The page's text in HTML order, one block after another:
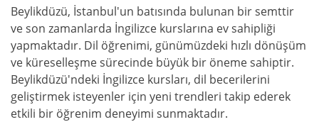
Beylikdüzü, İstanbul'un batısında bulunan bir semttir
ve son zamanlarda İngilizce kurslarına ev sahipliği
yapmaktadır. Dil öğrenimi, günümüzdeki hızlı dönüşüm
ve küreselleşme sürecinde büyük bir öneme sahiptir.
Beylikdüzü'ndeki İngilizce kursları, dil becerilerini
geliştirmek isteyenler için yeni trendleri takip ederek
etkili bir öğrenim deneyimi sunmaktadır.